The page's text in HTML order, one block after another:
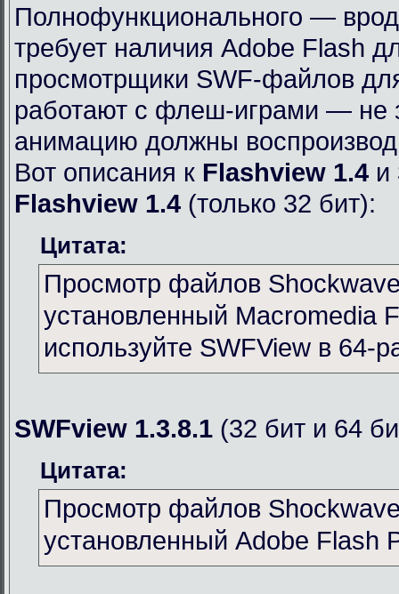
Полнофункционального —
требует наличия Adobe Flash
просмотрщики SWF-файлов
работают с флеш-играми —
анимацию должны
Вот описания к Flashview 1.4 и
Flashview 1.4 (только 32 бит):
Цитата:
Просмотр файлов
установленный Macromedia
используйте SWFView в 64-
SWFview 1.3.8.1 (32 бит и 64
Цитата:
Просмотр файлов
установленный Adobe Flash